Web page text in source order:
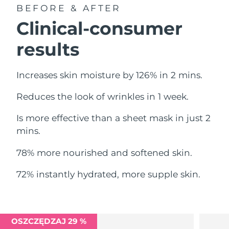
BEFORE & AFTER
Clinical-consumer
results
Increases skin moisture by 126% in 2 mins.
Reduces the look of wrinkles in 1 week.
Is more effective than a sheet mask in just 2
mins.
78% more nourished and softened skin.
72% instantly hydrated, more supple skin.
OSZCZĘDZAJ 29 %
Liban
Oczekiwany czas dostawy
Luksemburg
8/11/26
SRA Makau (Chiny)
Oczekiwany czas dostawy
Malezja
Oczekiwany czas dostawy
Monako